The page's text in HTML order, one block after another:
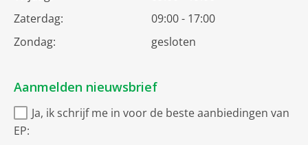
Zaterdag:
09:00 - 17:00
Zondag:
gesloten
Aanmelden nieuwsbrief
Ja, ik schrijf me in voor de beste aanbiedingen van
EP: